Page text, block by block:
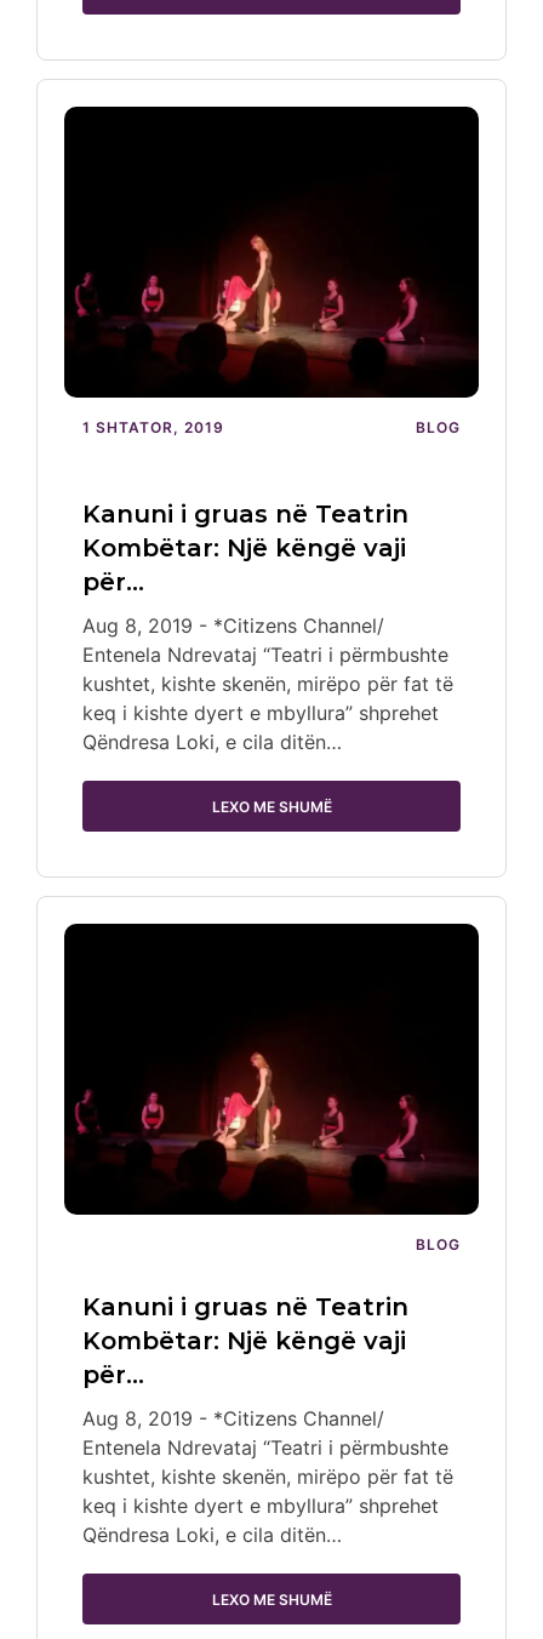
1 SHTATOR, 2019 BLOG
Kanuni i gruas në Teatrin
Kombëtar: Një këngë vaji
për…
Aug 8, 2019 - *Citizens Channel/
Entenela Ndrevataj “Teatri i përmbushte
kushtet, kishte skenën, mirëpo për fat të
keq i kishte dyert e mbyllura” shprehet
Qëndresa Loki, e cila ditën…
LEXO ME SHUMË
BLOG
Kanuni i gruas në Teatrin
Kombëtar: Një këngë vaji
për…
Aug 8, 2019 - *Citizens Channel/
Entenela Ndrevataj “Teatri i përmbushte
kushtet, kishte skenën, mirëpo për fat të
keq i kishte dyert e mbyllura” shprehet
Qëndresa Loki, e cila ditën…
LEXO ME SHUMË